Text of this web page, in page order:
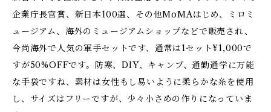
企業庁長官賞、新日本100選、その他MoMAはじめ、ミロミ
ュージアム、海外のミュージアムショップなどで販売され、
今尚海外で人気の軍手セットです、通常は1セット¥1,000で
すが50%OFFです。防寒、DIY、キャンプ、通勤通学に万能
な手袋ですね、素材は女性もし易いように柔らかな糸を使用
し、サイズはフリーですが、少々小さめの作りになっていま